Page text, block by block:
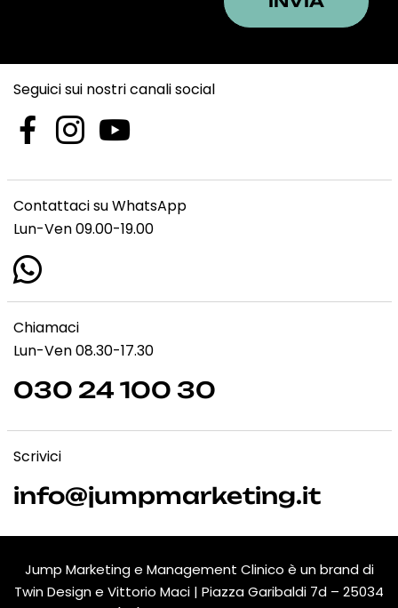
Seguici sui nostri canali social
Contattaci su WhatsApp
Lun-Ven 09.00-19.00
Chiamaci
Lun-Ven 08.30-17.30
030 24 100 30
Scrivici
info@jumpmarketing.it
Jump Marketing e Management Clinico è un brand di
Twin Design e Vittorio Maci | Piazza Garibaldi 7d – 25034